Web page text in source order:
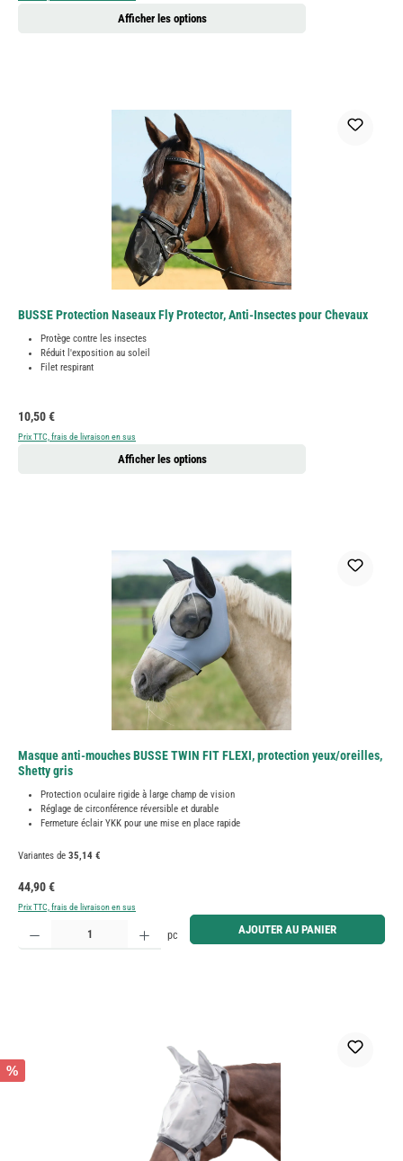
Afficher les options
BUSSE Protection Naseaux Fly Protector, Anti-Insectes pour Chevaux
Protège contre les insectes
Réduit l'exposition au soleil
Filet respirant
Prix régulier :
10,50 €
Prix TTC, frais de livraison en sus
Afficher les options
Masque anti-mouches BUSSE TWIN FIT FLEXI, protection yeux/oreilles,
Shetty gris
Protection oculaire rigide à large champ de vision
Réglage de circonférence réversible et durable
Fermeture éclair YKK pour une mise en place rapide
Variantes de 35,14 €
Prix régulier :
44,90 €
Prix TTC, frais de livraison en sus
Quantité de produit : Entrez la quantité souhaitée ou utilisez les boutons pour augmenter ou
pc AJOUTER AU PANIER
%